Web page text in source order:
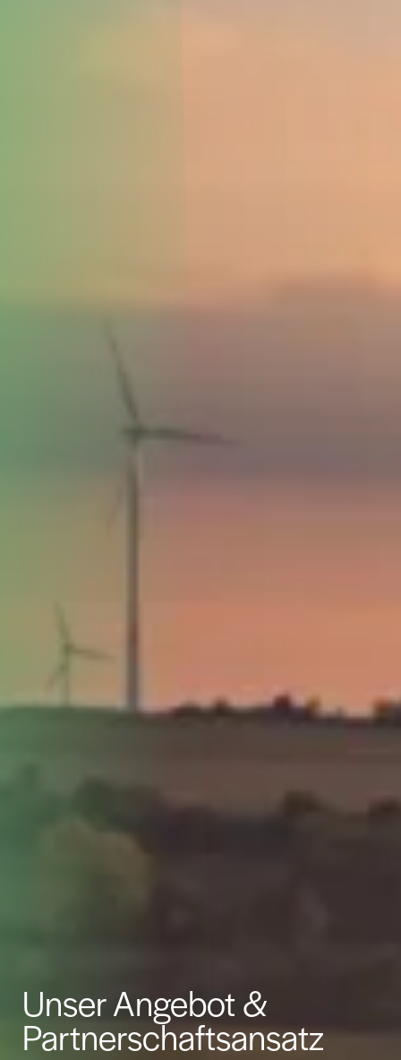
Unser Angebot &
Partnerschaftsansatz